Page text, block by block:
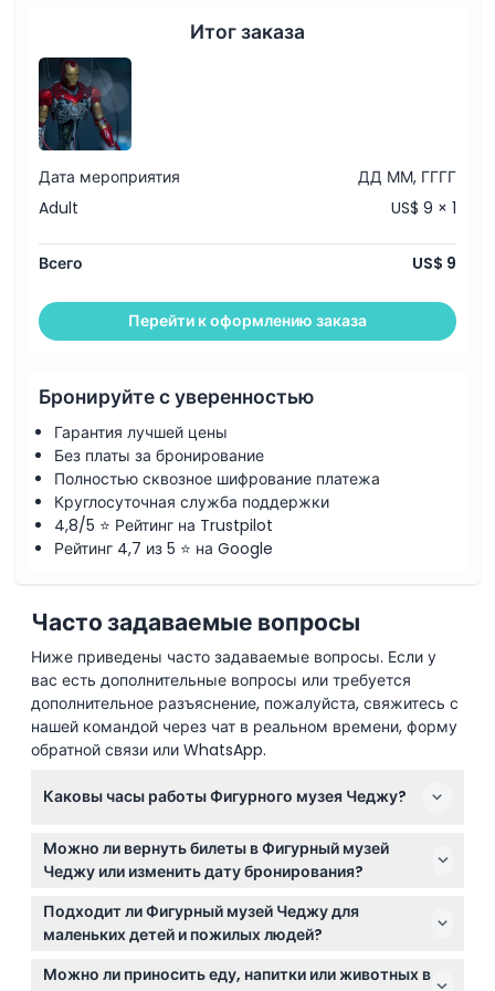
Часы работы
Вещи, которые нужно знать
Как добраться туда
Политика отмены
Итог заказа
Дата мероприятия
ДД ММ, ГГГГ
Adult
US$ 9 × 1
Всего US$ 9
Перейти к оформлению заказа
Бронируйте с уверенностью
Гарантия лучшей цены
Без платы за бронирование
Полностью сквозное шифрование платежа
Круглосуточная служба поддержки
4,8/5 ⭐ Рейтинг на Trustpilot
Рейтинг 4,7 из 5 ⭐ на Google
Часто задаваемые вопросы
Ниже приведены часто задаваемые вопросы. Если у
вас есть дополнительные вопросы или требуется
дополнительное разъяснение, пожалуйста, свяжитесь с
нашей командой через чат в реальном времени, форму
обратной связи или WhatsApp.
Каковы часы работы Фигурного музея Чеджу?
Фигурный музей Чеджу открыт ежедневно с 9:30
до 18:00, последний вход в 17:30 (время может
изменяться — пожалуйста, уточняйте при
бронировании).
Можно ли вернуть билеты в Фигурный музей
Чеджу или изменить дату бронирования?
Билеты в Фигурный музей Чеджу не подлежат
возврату и не могут быть отменены или
перенесены, поэтому убедитесь, что ваши планы
окончательны перед бронированием.
Подходит ли Фигурный музей Чеджу для
маленьких детей и пожилых людей?
Да, дети до 24 месяцев и пожилые люди в возрасте
65 лет и старше проходят бесплатно, что делает
Можно ли приносить еду, напитки или животных в